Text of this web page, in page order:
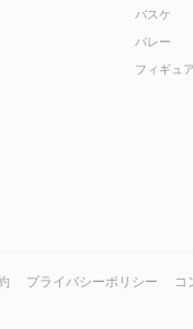
バスケ
バレー
フィギュア
プライバシーポリシー コ